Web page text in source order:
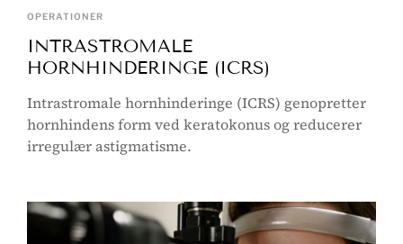
OPERATIONER
INTRASTROMALE
HORNHINDERINGE (ICRS)
Intrastromale hornhinderinge (ICRS) genopretter
hornhindens form ved keratokonus og reducerer
irregulær astigmatisme.